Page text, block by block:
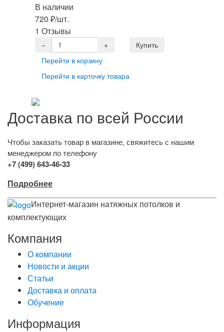
В наличии
720 ₽/шт.
1 Отзывы
Перейти в корзину
Перейти в карточку товара
Доставка по всей России
Чтобы заказать товар в магазине, свяжитесь с нашим
менеджером по телефону
+7 (499) 643-46-33
Подробнее
Интернет-магазин натяжных потолков и
комплектующих
Компания
О компании
Новости и акции
Статьи
Доставка и оплата
Обучение
Информация